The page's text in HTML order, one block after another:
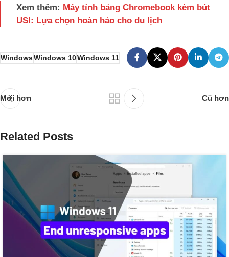
Xem thêm: Máy tính bảng Chromebook kèm bút
USI: Lựa chọn hoàn hảo cho du lịch
WindowsWindows 10Windows 11
Mới hơn Cũ hơn
Related Posts